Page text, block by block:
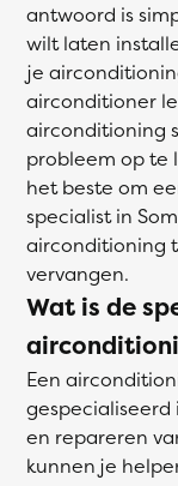
antwoord is
wilt laten
je
airconditioner
airconditioning
probleem op te
het beste om
specialist in
airconditioning
vervangen.
Wat is de
Een
en repareren
kunnen je